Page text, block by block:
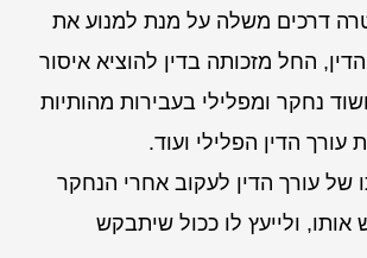
דרכים משלה על מנת למנוע את
החל מזכותה בדין להוציא איסור
נחקר ומפלילי בעבירות מהותיות
הדין הפלילי ועוד.
של עורך הדין לעקוב אחרי הנחקר
אותו, ולייעץ לו ככול שיתבקש